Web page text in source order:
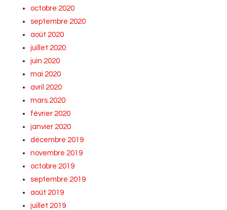
octobre 2020
septembre 2020
août 2020
juillet 2020
juin 2020
mai 2020
avril 2020
mars 2020
février 2020
janvier 2020
décembre 2019
novembre 2019
octobre 2019
septembre 2019
août 2019
juillet 2019